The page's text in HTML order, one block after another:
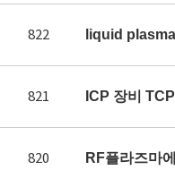
822 liquid
821 ICP 장비
820 RF플라즈마